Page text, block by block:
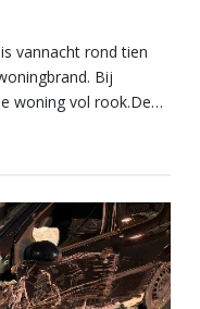
vannacht rond tien
Bij
woning vol rook.De